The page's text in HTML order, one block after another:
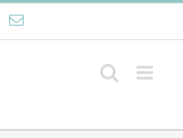
Email